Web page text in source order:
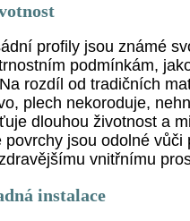
profily jsou známé
podmínkám,
rozdíl od tradičních
plech nekoroduje,
dlouhou životnost a
povrchy jsou odolné
vnitřnímu
instalace